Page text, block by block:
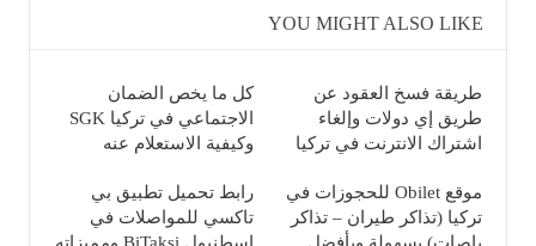
YOU MIGHT ALSO LIKE
طريقة فسخ العقود عن
طريق إي دولات وإلغاء
اشتراك الانترنت في تركيا
كل ما يخص الضمان
الاجتماعي في تركيا SGK
وكيفية الاستعلام عنه
موقع Obilet للحجوزات في
تركيا (تذاكر طيران – تذاكر
باصات) بسهولة وبأفضل
رابط تحميل تطبيق بي
تاكسي للمواصلات في
اسطنبول BiTaksi ومميزاته